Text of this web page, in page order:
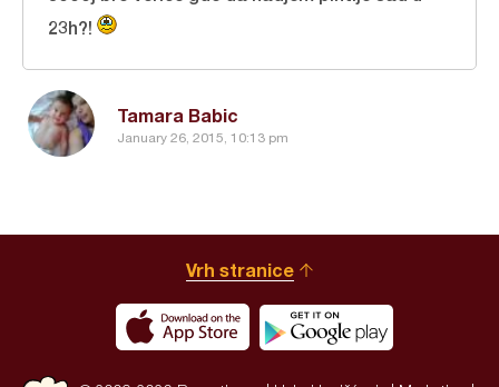
Tamara Babic
January 26, 2015, 10:13 pm
23h?!
Vrh stranice